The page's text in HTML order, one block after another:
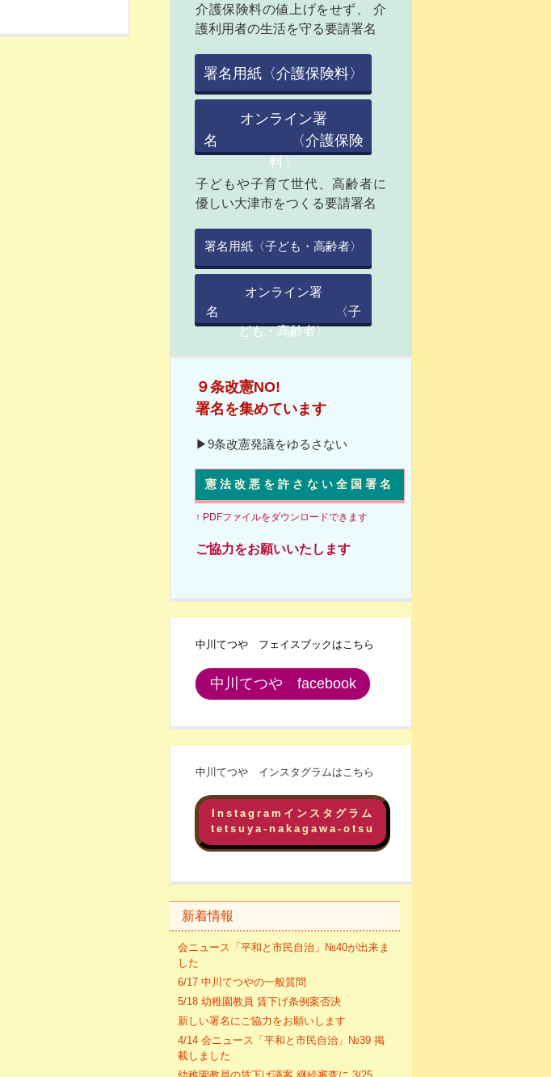
介護保険料の値上げをせず、 介
護利用者の生活を守る要請署名
署名用紙〈介護保険料〉
オンライン署
名 〈介護保険
料〉
子どもや子育て世代、高齢者に
優しい大津市をつくる要請署名
署名用紙〈子ども・高齢者〉
オンライン署
名 〈子
ども・高齢者〉
９条改憲NO!
署名を集めています
▶9条改憲発議をゆるさない
憲法改悪を許さない全国署名
↑ PDFファイルをダウンロードできます
ご協力をお願いいたします
中川てつや フェイスブックはこちら
中川てつや facebook
中川てつや インスタグラムはこちら
Instagramインスタグラム
tetsuya-nakagawa-otsu
新着情報
会ニュース「平和と市民自治」№40が出来ま
した
6/17 中川てつやの一般質問
5/18 幼稚園教員 賃下げ条例案否決
新しい署名にご協力をお願いします
4/14 会ニュース「平和と市民自治」№39 掲
載しました